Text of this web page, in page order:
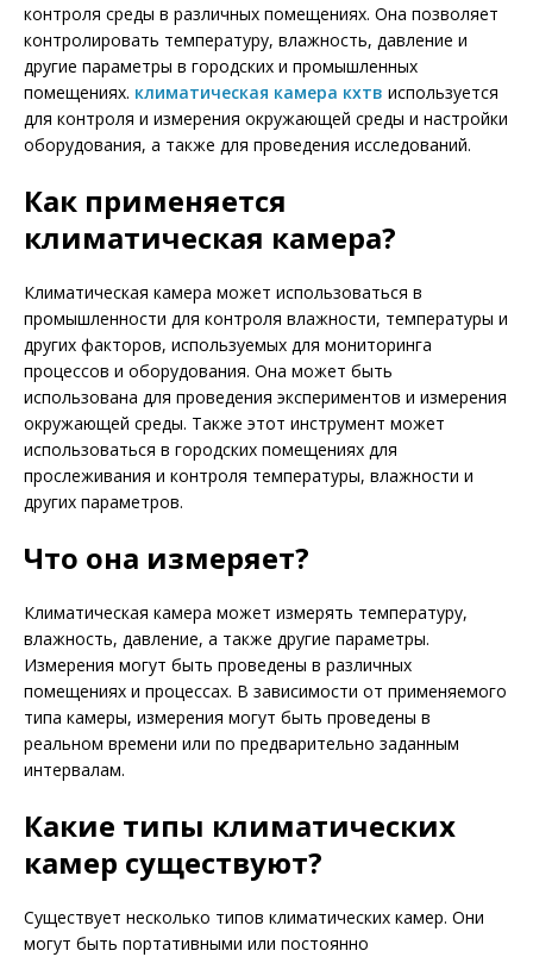
контроля среды в различных помещениях. Она позволяет
контролировать температуру, влажность, давление и
другие параметры в городских и промышленных
помещениях. климатическая камера кхтв используется
для контроля и измерения окружающей среды и настройки
оборудования, а также для проведения исследований.
Как применяется
климатическая камера?
Климатическая камера может использоваться в
промышленности для контроля влажности, температуры и
других факторов, используемых для мониторинга
процессов и оборудования. Она может быть
использована для проведения экспериментов и измерения
окружающей среды. Также этот инструмент может
использоваться в городских помещениях для
прослеживания и контроля температуры, влажности и
других параметров.
Что она измеряет?
Климатическая камера может измерять температуру,
влажность, давление, а также другие параметры.
Измерения могут быть проведены в различных
помещениях и процессах. В зависимости от применяемого
типа камеры, измерения могут быть проведены в
реальном времени или по предварительно заданным
интервалам.
Какие типы климатических
камер существуют?
Существует несколько типов климатических камер. Они
могут быть портативными или постоянно